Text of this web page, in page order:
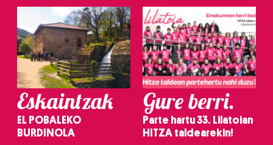
Eskaintzak
EL POBALEKO
BURDINOLA
Gure berri.
Parte hartu 33. Lilatoian
HITZA taldearekin!